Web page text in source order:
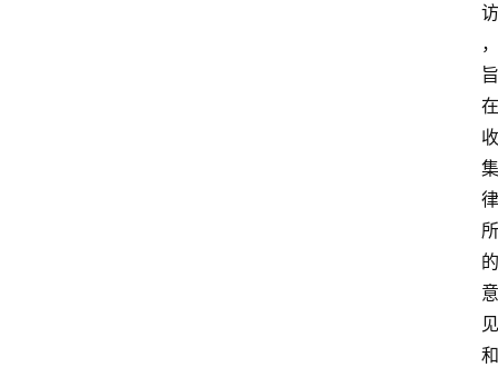
访
，
旨
在
收
集
律
所
的
意
见
和